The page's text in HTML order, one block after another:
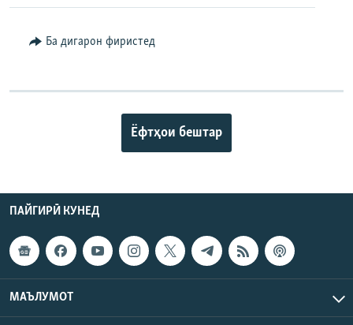
Ба дигарон фиристед
Ёфтҳои бештар
ПАЙГИРӢ КУНЕД
МАЪЛУМОТ